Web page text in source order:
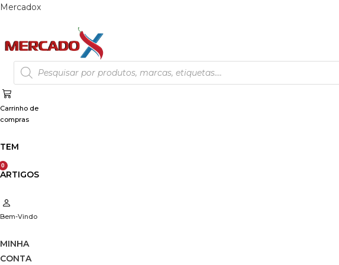
Skip
Mercadox
Products
search
Carrinho de
compras
TEM
ARTIGOS
Bem-Vindo
MINHA
CONTA